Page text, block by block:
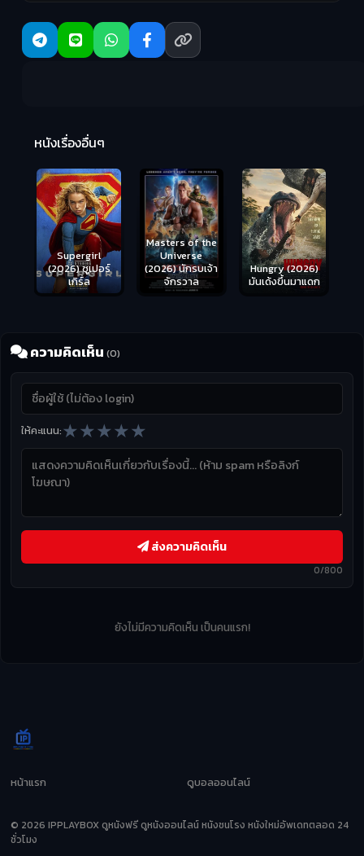
หนังเรื่องอื่นๆ
Supergirl
(2026) ซูเปอร์
เกิร์ล
Masters of the
Universe
(2026) นักรบเจ้า
จักรวาล
Hungry (2026)
มันเด้งขึ้นมาแดก
ความคิดเห็น (0)
ให้คะแนน:★★★★★
0/800
ส่งความคิดเห็น
ยังไม่มีความคิดเห็น เป็นคนแรก!
หน้าแรก ดูบอลออนไลน์
© 2026 IPPLAYBOX ดูหนังฟรี ดูหนังออนไลน์ หนังชนโรง หนังใหม่อัพเดทตลอด 24
ชั่วโมง